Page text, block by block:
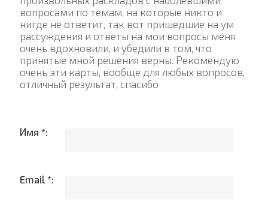
вопросами по темам, на которые никто и
нигде не ответит, так вот пришедшие на ум
рассуждения и ответы на мои вопросы меня
очень вдохновили, и убедили в том, что
принятые мной решения верны. Рекомендую
очень эти карты, вообще для любых вопросов,
отличный результат, спасибо
Имя *:
Email *: